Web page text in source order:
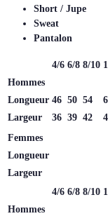
Short / Jupe
Sweat
Pantalon
4/6 6/8 8/10
Hommes
Longueur 46 50 54
Largeur
36 39 42
Femmes
Longueur
Largeur
4/6 6/8 8/10
Hommes